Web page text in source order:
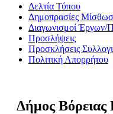
Δελτία Τύπου
Δημοπρασίες
Διαγωνισμοί Έργων/
Προσλήψεις
Προσκλήσεις
Πολιτική Απορρήτου
Δήμος Βόρειας